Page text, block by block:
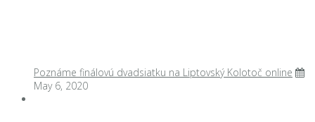
Poznáme finálovú dvadsiatku na Liptovský Kolotoč online
May 6, 2020